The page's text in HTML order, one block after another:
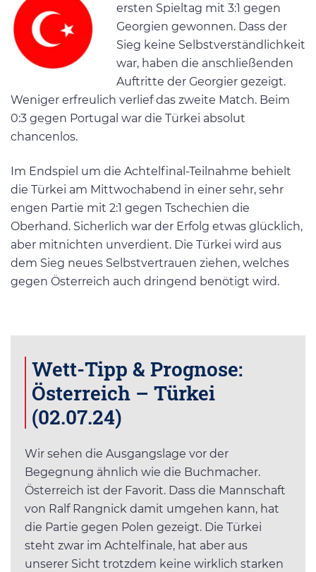
ersten Spieltag mit 3:1 gegen
Georgien gewonnen. Dass der
Sieg keine Selbstverständlichkeit
war, haben die anschließenden
Auftritte der Georgier gezeigt.
Weniger erfreulich verlief das zweite Match. Beim
0:3 gegen Portugal war die Türkei absolut
chancenlos.
Im Endspiel um die Achtelfinal-Teilnahme behielt
die Türkei am Mittwochabend in einer sehr, sehr
engen Partie mit 2:1 gegen Tschechien die
Oberhand. Sicherlich war der Erfolg etwas glücklich,
aber mitnichten unverdient. Die Türkei wird aus
dem Sieg neues Selbstvertrauen ziehen, welches
gegen Österreich auch dringend benötigt wird.
Wett-Tipp & Prognose:
Österreich – Türkei
(02.07.24)
Wir sehen die Ausgangslage vor der
Begegnung ähnlich wie die Buchmacher.
Österreich ist der Favorit. Dass die Mannschaft
von Ralf Rangnick damit umgehen kann, hat
die Partie gegen Polen gezeigt. Die Türkei
steht zwar im Achtelfinale, hat aber aus
unserer Sicht trotzdem keine wirklich starken